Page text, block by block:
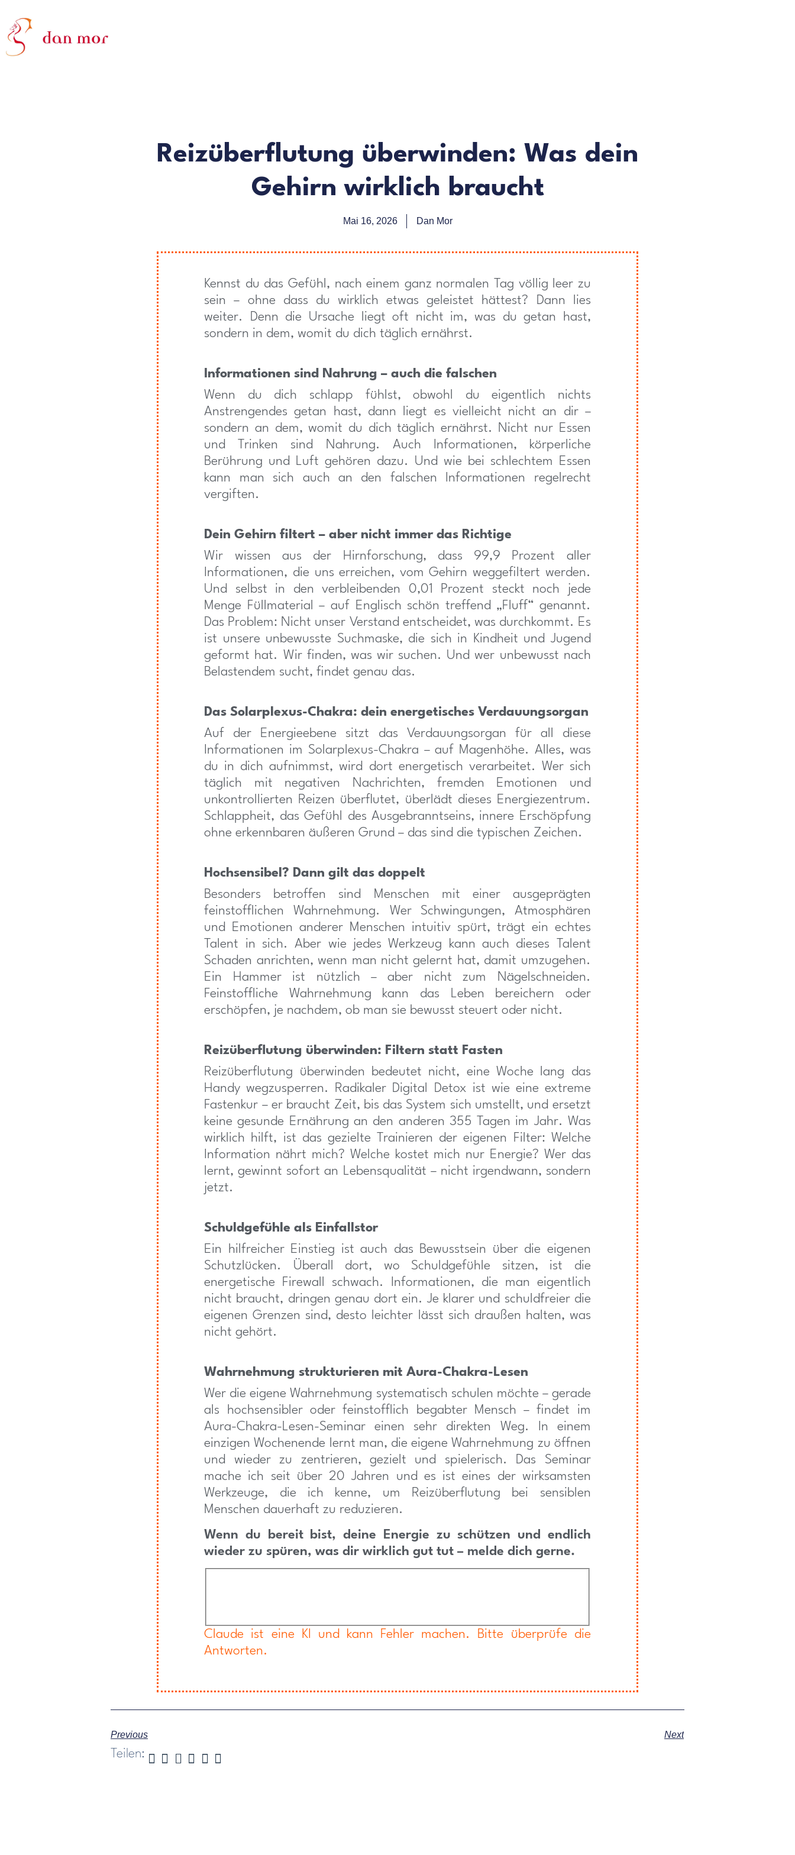
Reizüberflutung überwinden: Was dein
Gehirn wirklich braucht
Mai 16, 2026 Dan Mor
Kennst du das Gefühl, nach einem ganz normalen Tag völlig leer zu
sein – ohne dass du wirklich etwas geleistet hättest? Dann lies
weiter. Denn die Ursache liegt oft nicht im, was du getan hast,
sondern in dem, womit du dich täglich ernährst.
Informationen sind Nahrung – auch die falschen
Wenn du dich schlapp fühlst, obwohl du eigentlich nichts
Anstrengendes getan hast, dann liegt es vielleicht nicht an dir –
sondern an dem, womit du dich täglich ernährst. Nicht nur Essen
und Trinken sind Nahrung. Auch Informationen, körperliche
Berührung und Luft gehören dazu. Und wie bei schlechtem Essen
kann man sich auch an den falschen Informationen regelrecht
vergiften.
Dein Gehirn filtert – aber nicht immer das Richtige
Wir wissen aus der Hirnforschung, dass 99,9 Prozent aller
Informationen, die uns erreichen, vom Gehirn weggefiltert werden.
Und selbst in den verbleibenden 0,01 Prozent steckt noch jede
Menge Füllmaterial – auf Englisch schön treffend „Fluff“ genannt.
Das Problem: Nicht unser Verstand entscheidet, was durchkommt. Es
ist unsere unbewusste Suchmaske, die sich in Kindheit und Jugend
geformt hat. Wir finden, was wir suchen. Und wer unbewusst nach
Belastendem sucht, findet genau das.
Das Solarplexus-Chakra: dein energetisches Verdauungsorgan
Auf der Energieebene sitzt das Verdauungsorgan für all diese
Informationen im Solarplexus-Chakra – auf Magenhöhe. Alles, was
du in dich aufnimmst, wird dort energetisch verarbeitet. Wer sich
täglich mit negativen Nachrichten, fremden Emotionen und
unkontrollierten Reizen überflutet, überlädt dieses Energiezentrum.
Schlappheit, das Gefühl des Ausgebranntseins, innere Erschöpfung
ohne erkennbaren äußeren Grund – das sind die typischen Zeichen.
Hochsensibel? Dann gilt das doppelt
Besonders betroffen sind Menschen mit einer ausgeprägten
feinstofflichen Wahrnehmung. Wer Schwingungen, Atmosphären
und Emotionen anderer Menschen intuitiv spürt, trägt ein echtes
Talent in sich. Aber wie jedes Werkzeug kann auch dieses Talent
Schaden anrichten, wenn man nicht gelernt hat, damit umzugehen.
Ein Hammer ist nützlich – aber nicht zum Nägelschneiden.
Feinstoffliche Wahrnehmung kann das Leben bereichern oder
erschöpfen, je nachdem, ob man sie bewusst steuert oder nicht.
Reizüberflutung überwinden: Filtern statt Fasten
Reizüberflutung überwinden bedeutet nicht, eine Woche lang das
Handy wegzusperren. Radikaler Digital Detox ist wie eine extreme
Fastenkur – er braucht Zeit, bis das System sich umstellt, und ersetzt
keine gesunde Ernährung an den anderen 355 Tagen im Jahr. Was
wirklich hilft, ist das gezielte Trainieren der eigenen Filter: Welche
Information nährt mich? Welche kostet mich nur Energie? Wer das
lernt, gewinnt sofort an Lebensqualität – nicht irgendwann, sondern
jetzt.
Schuldgefühle als Einfallstor
Ein hilfreicher Einstieg ist auch das Bewusstsein über die eigenen
Schutzlücken. Überall dort, wo Schuldgefühle sitzen, ist die
energetische Firewall schwach. Informationen, die man eigentlich
nicht braucht, dringen genau dort ein. Je klarer und schuldfreier die
eigenen Grenzen sind, desto leichter lässt sich draußen halten, was
nicht gehört.
Wahrnehmung strukturieren mit Aura-Chakra-Lesen
Wer die eigene Wahrnehmung systematisch schulen möchte – gerade
als hochsensibler oder feinstofflich begabter Mensch – findet im
Aura-Chakra-Lesen-Seminar einen sehr direkten Weg. In einem
einzigen Wochenende lernt man, die eigene Wahrnehmung zu öffnen
und wieder zu zentrieren, gezielt und spielerisch. Das Seminar
mache ich seit über 20 Jahren und es ist eines der wirksamsten
Werkzeuge, die ich kenne, um Reizüberflutung bei sensiblen
Menschen dauerhaft zu reduzieren.
Wenn du bereit bist, deine Energie zu schützen und endlich
wieder zu spüren, was dir wirklich gut tut – melde dich gerne.
Claude ist eine KI und kann Fehler machen. Bitte überprüfe die
Antworten.
Previous Next
Teilen: